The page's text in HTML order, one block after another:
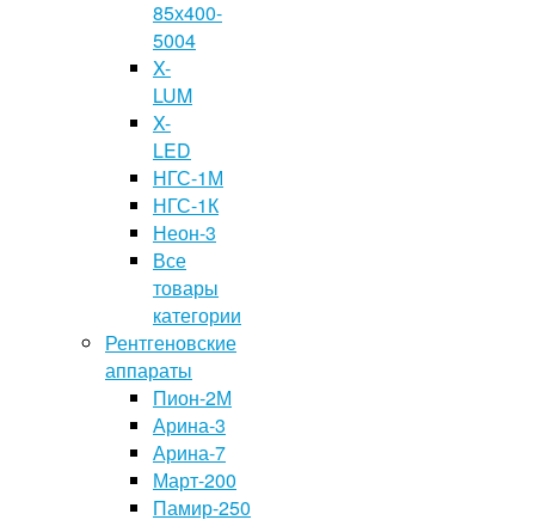
85х400-
5004
X-
LUM
X-
LED
НГС-1М
НГС-1К
Неон-3
Все
товары
категории
Рентгеновские
аппараты
Пион-2М
Арина-3
Арина-7
Март-200
Памир-250